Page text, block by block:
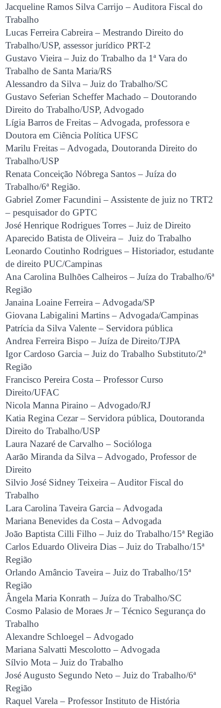
Jacqueline Ramos Silva Carrijo – Auditora Fiscal do
Trabalho
Lucas Ferreira Cabreira – Mestrando Direito do
Trabalho/USP, assessor jurídico PRT-2
Gustavo Vieira – Juiz do Trabalho da 1ª Vara do
Trabalho de Santa Maria/RS
Alessandro da Silva – Juiz do Trabalho/SC
Gustavo Seferian Scheffer Machado – Doutorando
Direito do Trabalho/USP, Advogado
Lígia Barros de Freitas – Advogada, professora e
Doutora em Ciência Política UFSC
Marilu Freitas – Advogada, Doutoranda Direito do
Trabalho/USP
Renata Conceição Nóbrega Santos – Juíza do
Trabalho/6ª Região.
Gabriel Zomer Facundini – Assistente de juiz no TRT2
– pesquisador do GPTC
José Henrique Rodrigues Torres – Juiz de Direito
Aparecido Batista de Oliveira – Juiz do Trabalho
Leonardo Coutinho Rodrigues – Historiador, estudante
de direito PUC/Campinas
Ana Carolina Bulhões Calheiros – Juíza do Trabalho/6ª
Região
Janaina Loaine Ferreira – Advogada/SP
Giovana Labigalini Martins – Advogada/Campinas
Patrícia da Silva Valente – Servidora pública
Andrea Ferreira Bispo – Juíza de Direito/TJPA
Igor Cardoso Garcia – Juiz do Trabalho Substituto/2ª
Região
Francisco Pereira Costa – Professor Curso
Direito/UFAC
Nicola Manna Piraino – Advogado/RJ
Katia Regina Cezar – Servidora pública, Doutoranda
Direito do Trabalho/USP
Laura Nazaré de Carvalho – Socióloga
Aarão Miranda da Silva – Advogado, Professor de
Direito
Silvio José Sidney Teixeira – Auditor Fiscal do
Trabalho
Lara Carolina Taveira Garcia – Advogada
Mariana Benevides da Costa – Advogada
João Baptista Cilli Filho – Juiz do Trabalho/15ª Região
Carlos Eduardo Oliveira Dias – Juiz do Trabalho/15ª
Região
Orlando Amâncio Taveira – Juiz do Trabalho/15ª
Região
Ângela Maria Konrath – Juíza do Trabalho/SC
Cosmo Palasio de Moraes Jr – Técnico Segurança do
Trabalho
Alexandre Schloegel – Advogado
Mariana Salvatti Mescolotto – Advogada
Sílvio Mota – Juiz do Trabalho
José Augusto Segundo Neto – Juiz do Trabalho/6ª
Região
Raquel Varela – Professor Instituto de História